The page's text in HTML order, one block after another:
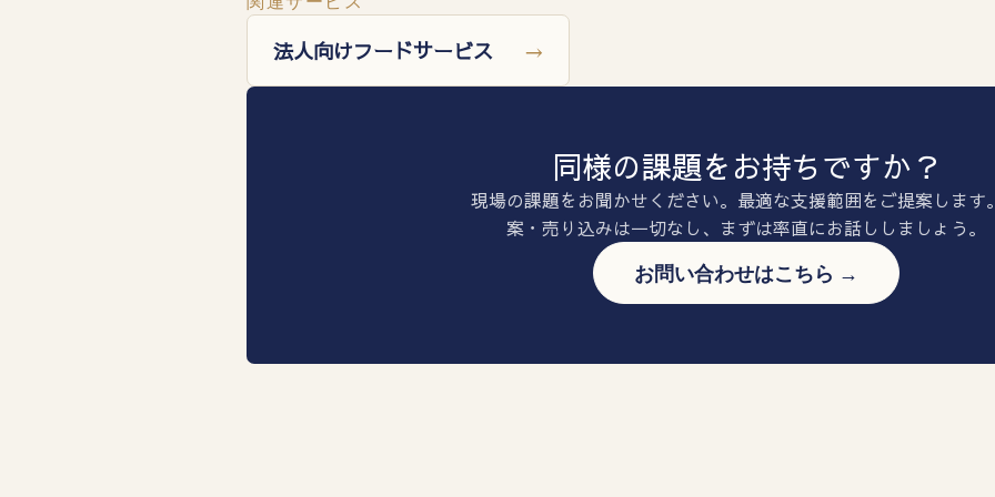
法人向けフードサービス →
同様の課題をお持ちですか？
現場の課題をお聞かせください。最適な支援範囲をご提案します
案・売り込みは一切なし、まずは率直にお話ししましょう。
お問い合わせはこちら →